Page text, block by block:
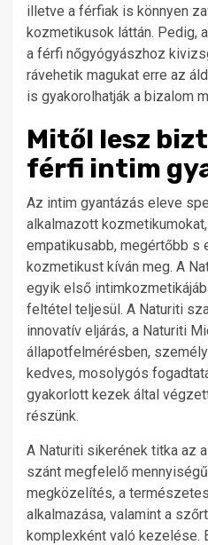
illetve a férfiak is könnyen
kozmetikusok láttán. Pedig,
a férfi nőgyógyászhoz
rávehetik magukat erre az
is gyakorolhatják a bizalom
Mitől lesz
férfi intim
Az intim gyantázás eleve
alkalmazott
empatikusabb, megértőbb s
kozmetikust kíván meg. A
egyik első
feltétel teljesül. A Naturiti
innovatív eljárás, a Naturiti
állapotfelmérésben,
kedves, mosolygós
gyakorlott kezek által
részünk.
A Naturiti sikerének titka az
szánt megfelelő
megközelítés, a
alkalmazása, valamint a
komplexként való kezelése.